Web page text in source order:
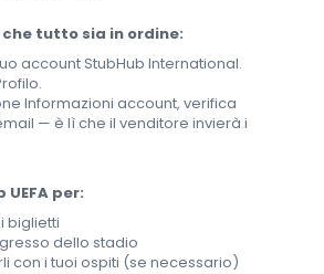
tutto sia in ordine:
account StubHub International.
Informazioni account, verifica
— è lì che il venditore invierà i
per:
biglietti
dello stadio
con i tuoi ospiti (se necessario)